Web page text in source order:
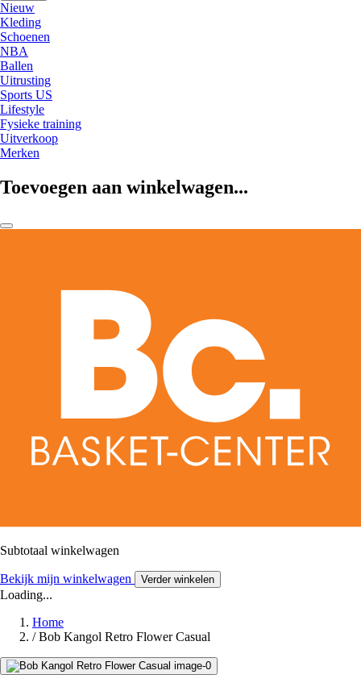
Nieuw
Kleding
Schoenen
NBA
Ballen
Uitrusting
Sports US
Lifestyle
Fysieke training
Uitverkoop
Merken
Toevoegen aan winkelwagen...
Subtotaal winkelwagen
Bekijk mijn winkelwagen Verder winkelen
Loading...
Home
/ Bob Kangol Retro Flower Casual